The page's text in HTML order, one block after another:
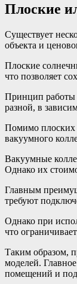
Плоские
Существует
объекта и
Плоские
что позволяет
Принцип работы
разной, в
Помимо плоских
вакуумного
Вакуумные
Однако их
Главным
требуют
Однако при
что
Таким образом,
моделей.
помещений и